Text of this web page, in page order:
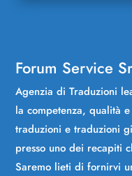
Forum Service
Agenzia di Traduzioni
la competenza, qualità
traduzioni e traduzioni
presso uno dei recapiti
Saremo lieti di fornirvi